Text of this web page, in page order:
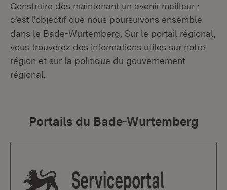
Construire dès maintenant un avenir meilleur :
c'est l'objectif que nous poursuivons ensemble
dans le Bade-Wurtemberg. Sur le portail régional,
vous trouverez des informations utiles sur notre
région et sur la politique du gouvernement
régional.
Portails du Bade-Wurtemberg